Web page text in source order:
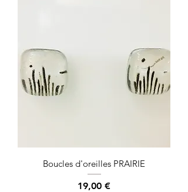
Boucles d'oreilles PRAIRIE
Prix
19,00 €